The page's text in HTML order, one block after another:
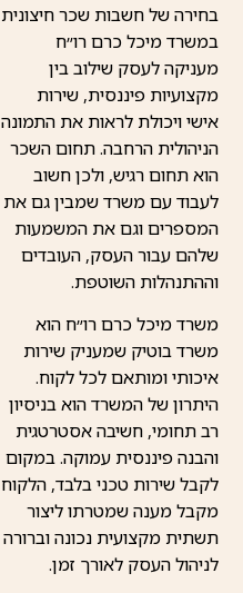
בחירה של חשבות שכר חיצונית
במשרד מיכל כרם רו״ח
מעניקה לעסק שילוב בין
מקצועיות פיננסית, שירות
אישי ויכולת לראות את התמונה
הניהולית הרחבה. תחום השכר
הוא תחום רגיש, ולכן חשוב
לעבוד עם משרד שמבין גם את
המספרים וגם את המשמעות
שלהם עבור העסק, העובדים
וההתנהלות השוטפת.
משרד מיכל כרם רו״ח הוא
משרד בוטיק שמעניק שירות
איכותי ומותאם לכל לקוח.
היתרון של המשרד הוא בניסיון
רב תחומי, חשיבה אסטרטגית
והבנה פיננסית עמוקה. במקום
לקבל שירות טכני בלבד, הלקוח
מקבל מענה שמטרתו ליצור
תשתית מקצועית נכונה וברורה
לניהול העסק לאורך זמן.